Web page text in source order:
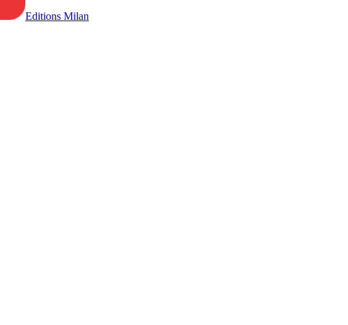
Editions Milan